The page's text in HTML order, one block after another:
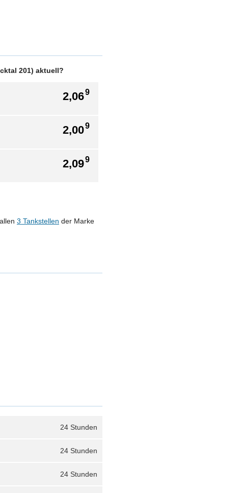
201) aktuell?
2,069
2,009
2,099
3 Tankstellen der Marke
24 Stunden
24 Stunden
24 Stunden